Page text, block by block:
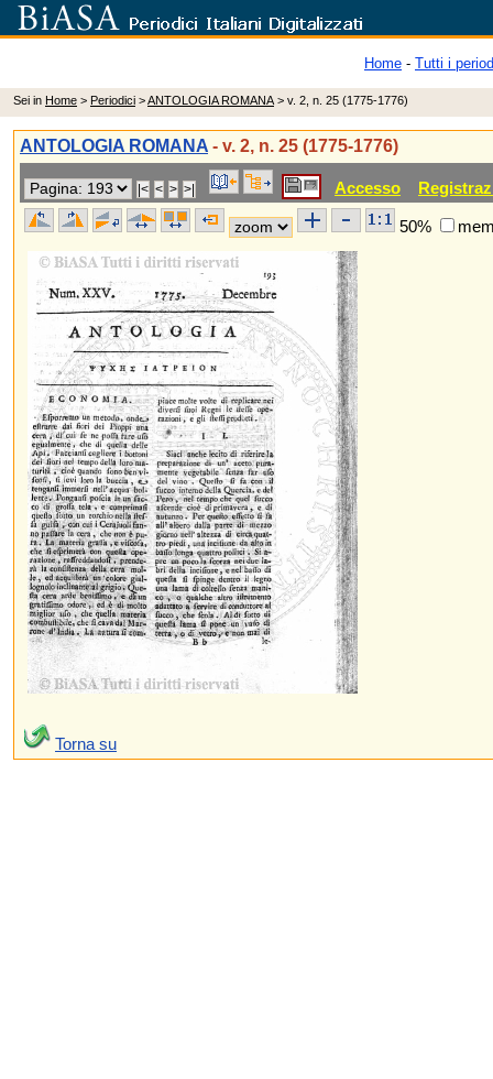
Home - Tutti i
Sei in Home > Periodici >ANTOLOGIA ROMANA > v. 2, n. 25 (1775-1776)
ANTOLOGIA ROMANA - v. 2, n. 25 (1775-1776)
Accesso
50%
Torna su